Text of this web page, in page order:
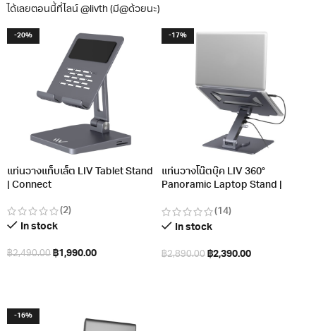
ได้เลยตอนนี้ที่ไลน์ @livth (มี@ด้วยนะ)
-20%
แท่นวางแท็บเล็ต LIV Tablet Stand
| Connect
(2)
In stock
฿2,490.00 ฿1,990.00
-17%
แท่นวางโน๊ตบุ๊ค LIV 360°
Panoramic Laptop Stand |
(14)
In stock
฿2,890.00 ฿2,390.00
-16%